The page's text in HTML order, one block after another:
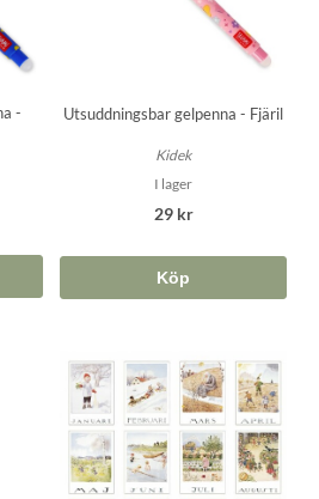
-
Utsuddningsbar gelpenna - Fjäril
Kidek
I lager
29 kr
Köp